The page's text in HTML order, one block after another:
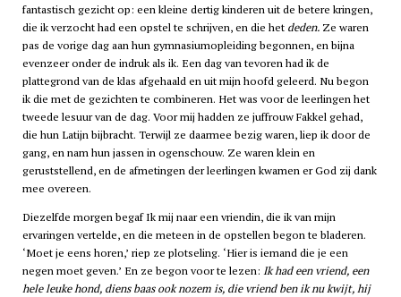
fantastisch gezicht op: een kleine dertig kinderen uit de betere kringen,
die ik verzocht had een opstel te schrijven, en die het deden.Ze waren
pas de vorige dag aan hun gymnasiumopleiding begonnen, en bijna
evenzeer onder de indruk als ik. Een dag van tevoren had ik de
plattegrond van de klas afgehaald en uit mijn hoofd geleerd. Nu begon
ik die met de gezichten te combineren. Het was voor de leerlingen het
tweede lesuur van de dag. Voor mij hadden ze juffrouw Fakkel gehad,
die hun Latijn bijbracht. Terwijl ze daarmee bezig waren, liep ik door de
gang, en nam hun jassen in ogenschouw. Ze waren klein en
geruststellend, en de afmetingen der leerlingen kwamen er God zij dank
mee overeen.
Diezelfde morgen begaf Ik mij naar een vriendin, die ik van mijn
ervaringen vertelde, en die meteen in de opstellen begon te bladeren.
‘Moet je eens horen,’ riep ze plotseling. ‘Hier is iemand die je een
negen moet geven.’ En ze begon voor te lezen: Ik had een vriend, een
hele leuke hond, diens baas ook nozem is, die vriend ben ik nu kwijt, hij